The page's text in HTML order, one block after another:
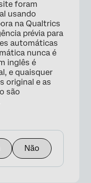
foram
usando
na Qualtrics
prévia para
automáticas
nunca é
inglês é
e quaisquer
original e as
são
Não